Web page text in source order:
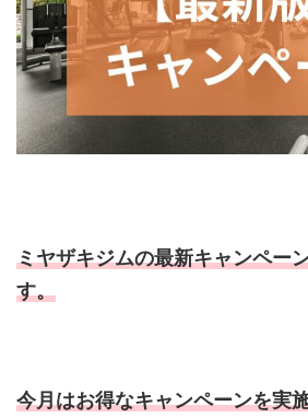
ミヤザキジムの最新キャンペー
す。
今月はお得なキャンペーンを実